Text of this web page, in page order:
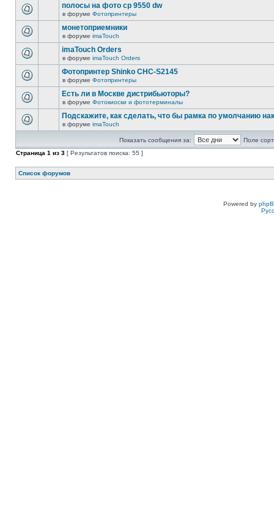
полосы на фото cp 9550 dw
в форуме Фотопринтеры
монетоприемники
в форуме imaTouch
imaTouch Orders
в форуме imaTouch Orders
Фотопринтер Shinko CHC-S2145
в форуме Фотопринтеры
Есть ли в Москве дистрибьюторы?
в форуме Фотокиоски и фототерминалы
Подскажите, как сделать, что бы рамка по умолчанию
в форуме imaTouch
Показать сообщения за:
Поле
Страница 1 из 3 [ Результатов поиска: 55 ]
Список форумов
Powered by